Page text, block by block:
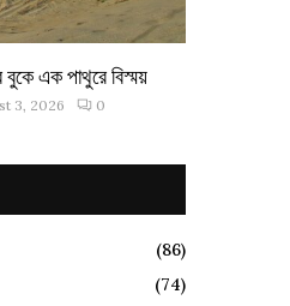
এক পাথুরে বিস্ময়
3, 2026 0
(86)
(74)